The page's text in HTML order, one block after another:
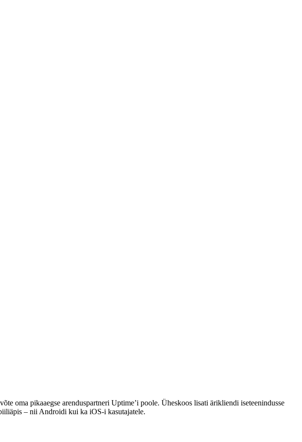
oma pikaaegse arenduspartneri Uptime’i poole. Üheskoos lisati ärikliendi iseteenindusse
– nii Androidi kui ka iOS-i kasutajatele.